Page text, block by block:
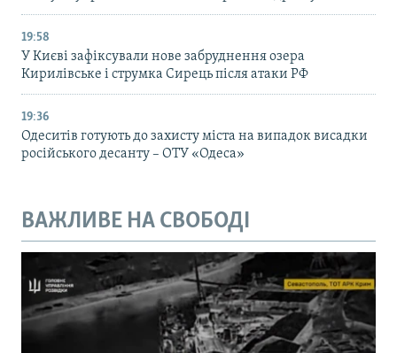
19:58
У Києві зафіксували нове забруднення озера
Кирилівське і струмка Сирець після атаки РФ
19:36
Одеситів готують до захисту міста на випадок висадки
російського десанту – ОТУ «Одеса»
ВАЖЛИВЕ НА СВОБОДІ